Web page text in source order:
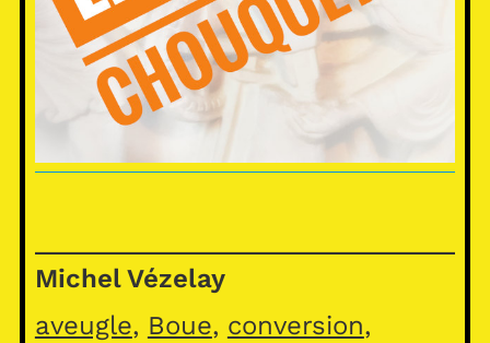
Michel Vézelay
aveugle, Boue, conversion